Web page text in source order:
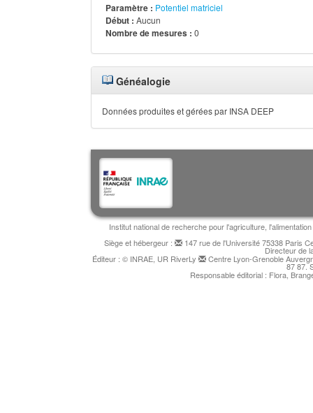
Paramètre : Potentiel matriciel
Début : Aucun
Nombre de mesures : 0
Généalogie
Données produites et gérées par INSA DEEP
Institut national de recherche pour l'agriculture,
Siège et hébergeur :
147 rue de l'Université 75338 Paris
Directeur de
Éditeur : © INRAE, UR RiverLy Centre Lyon-Grenoble
87 87.
Responsable éditorial : Flora,